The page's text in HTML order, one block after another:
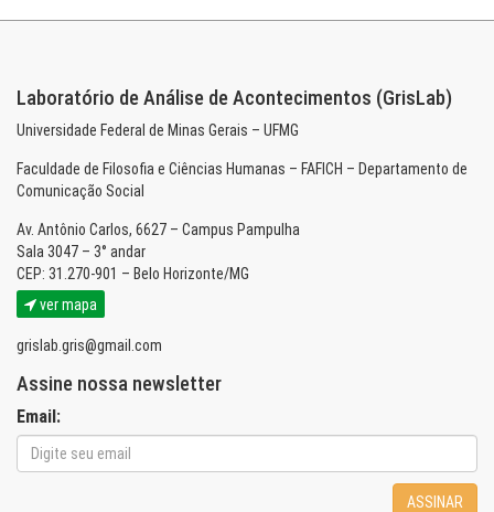
Laboratório de Análise de Acontecimentos (GrisLab)
Universidade Federal de Minas Gerais – UFMG
Faculdade de Filosofia e Ciências Humanas – FAFICH – Departamento de
Comunicação Social
Av. Antônio Carlos, 6627 – Campus Pampulha
Sala 3047 – 3° andar
CEP: 31.270-901 – Belo Horizonte/MG
ver mapa
grislab.gris@gmail.com
Assine nossa newsletter
Email:
ASSINAR